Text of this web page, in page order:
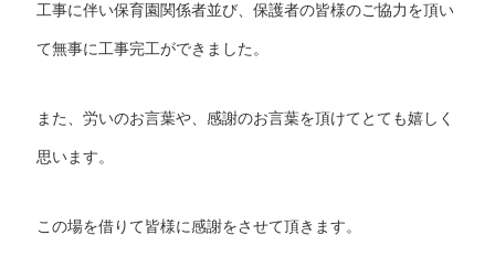
工事に伴い保育園関係者並び、保護者の皆様のご協力を頂い
て無事に工事完工ができました。
また、労いのお言葉や、感謝のお言葉を頂けてとても嬉しく
思います。
この場を借りて皆様に感謝をさせて頂きます。